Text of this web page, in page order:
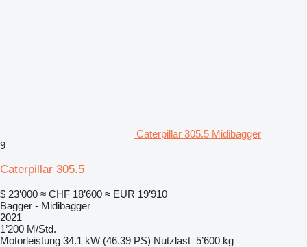
Caterpillar 305.5 Midibagger
9
Caterpillar 305.5
$ 23’000 ≈ CHF 18’600 ≈ EUR 19’910
Bagger - Midibagger
2021
1’200 M/Std.
Motorleistung 34.1 kW (46.39 PS) Nutzlast 5’600 kg